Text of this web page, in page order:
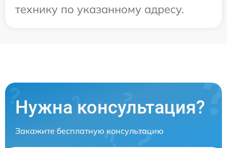
технику по указанному адресу.
Нужна консультация?
Закажите бесплатную консультацию